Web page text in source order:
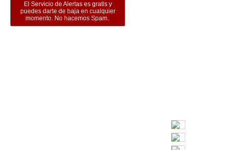
El Servicio de Alertas es gratis y
puedes darte de baja en cualquier
momento. No hacemos Spam.